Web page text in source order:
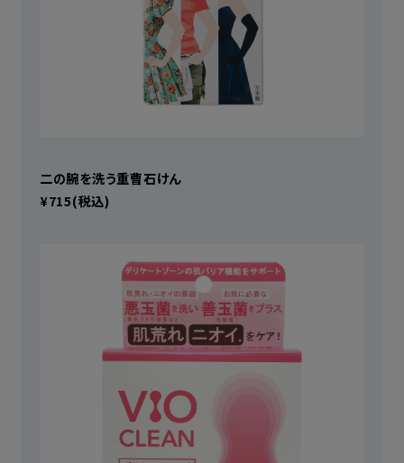
二の腕を洗う重曹石けん
¥715(税込)